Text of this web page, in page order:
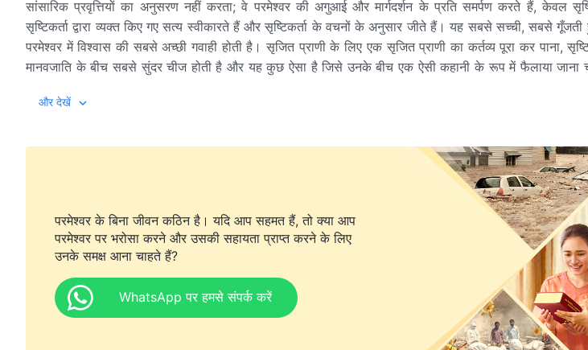
सांसारिक प्रवृत्तियों का अनुसरण नहीं करता; वे परमेश्वर की अगुआई और मार्गदर्शन के प्रति समर्पण करते हैं, केवल
सृष्टिकर्ता द्वारा व्यक्त किए गए सत्य स्वीकारते हैं और सृष्टिकर्ता के वचनों के अनुसार जीते हैं। यह सबसे सच्ची, सबसे गूँजती
परमेश्वर में विश्वास की सबसे अच्छी गवाही होती है। सृजित प्राणी के लिए एक सृजित प्राणी का कर्तव्य पूरा कर पाना,
मानवजाति के बीच सबसे सुंदर चीज होती है और यह कुछ ऐसा है जिसे उनके बीच एक ऐसी कहानी के रूप में फैलाया जाना
इस शर्त पर कि सृजित प्राणी अपने कर्तव्य निभाएँ, सृष्टिकर्ता ने लोगों पर कार्य का एक आगे का चरण कार्यान्वित किया
प्रदान करता है, उसे यह अनुमति देता है कि वह अपने कर्तव्य निभाते हुए परमेश्वर से सत्य हासिल करे और इस प्रकार अपने
हो जाए, परमेश्वर के इरादे पूरे करने और जीवन में सही मार्ग पर चलने और अंततः परमेश्वर का भय मानने और बुराई से दूर
और आइंदा शैतान की पीड़ाओं के अधीन न आने में सक्षम हो। यही वह अंतिम प्रभाव है जिसे परमेश्वर मानवजाति से कर्तव्य
चाहता है।
कर्तव्य निभाने की प्रक्रिया के दौरान परमेश्वर तुम्हें केवल एक बात स्पष्ट रूप से देखने और थोड़ा-सा सत्य समझने
उस अनुग्रह और उन आशीषों का आनंद नहीं लेने देता है जो तुम एक सृजित प्राणी के रूप में अपना कर्तव्य निभाने से
शुद्ध होने और बचाए जाने देता है और अंततः तुम्हें सृष्टिकर्ता के मुखमंडल के प्रकाश में रहने देता है। हर वह मनुष्य जो
और देखें
परमेश्वर के बिना जीवन कठिन है। यदि आप सहमत हैं, तो क्या आप
परमेश्वर पर भरोसा करने और उसकी सहायता प्राप्त करने के लिए
उनके समक्ष आना चाहते हैं?
WhatsApp पर हमसे संपर्क करें